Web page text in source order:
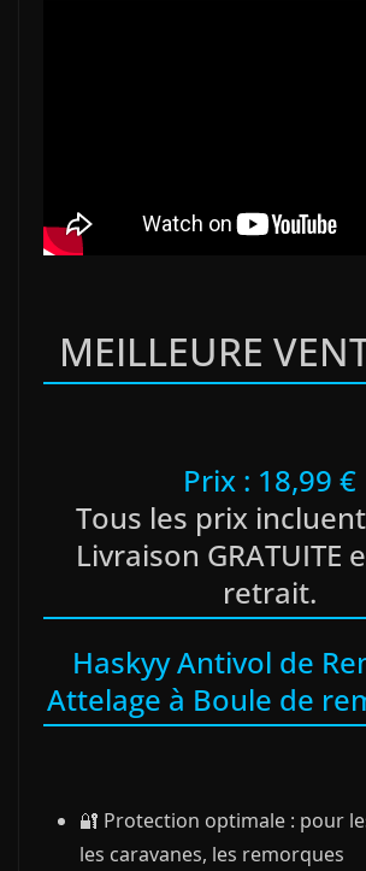
MEILLEURE
Prix : 18,99 €
Tous les prix
Livraison GRATUITE
retrait.
Haskyy Antivol de
Attelage à Boule de
🔐 Protection optimale : pour
les caravanes, les remorques